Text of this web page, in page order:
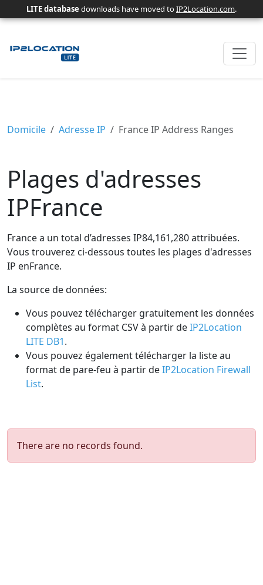
LITE database downloads have moved toIP2Location.com.
Domicile Adresse IP France IP Address Ranges
Plages d'adresses
IPFrance
France a un total d’adresses IP84,161,280 attribuées.
Vous trouverez ci-dessous toutes les plages d'adresses
IP enFrance.
La source de données:
Vous pouvez télécharger gratuitement les données
complètes au format CSV à partir deIP2Location
LITE DB1.
Vous pouvez également télécharger la liste au
format de pare-feu à partir deIP2Location Firewall
List.
There are no records found.